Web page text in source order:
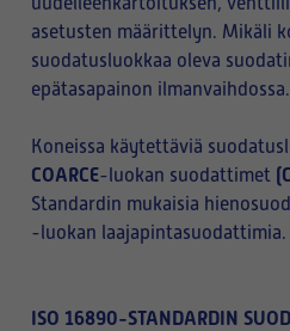
asetusten määrittelyn. Mikäli
suodatusluokkaa oleva
epätasapainon ilmanvaihdossa.
Koneissa käytettäviä
COARCE-luokan suodattimet
Standardin mukaisia
-luokan laajapintasuodattimia.
ISO 16890-STANDARDIN